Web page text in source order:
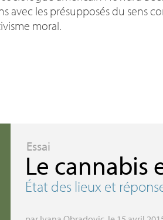
avec les présupposés du sens
moral.
Essai
Le cannabis
État des lieux et